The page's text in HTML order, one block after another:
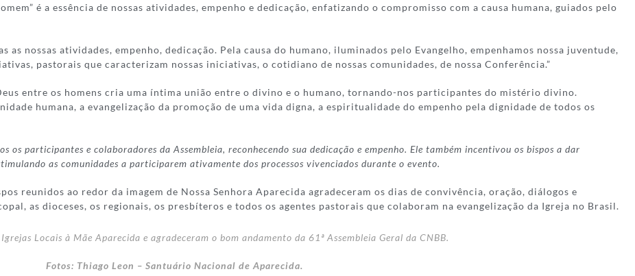
é a essência de nossas atividades, empenho e dedicação, enfatizando o compromisso com a causa humana, guiados pelo
as nossas atividades, empenho, dedicação. Pela causa do humano, iluminados pelo Evangelho, empenhamos nossa juventude,
pastorais que caracterizam nossas iniciativas, o cotidiano de nossas comunidades, de nossa Conferência.”
entre os homens cria uma íntima união entre o divino e o humano, tornando-nos participantes do mistério divino.
humana, a evangelização da promoção de uma vida digna, a espiritualidade do empenho pela dignidade de todos os
os participantes e colaboradores da Assembleia, reconhecendo sua dedicação e empenho. Ele também incentivou os bispos a dar
as comunidades a participarem ativamente dos processos vivenciados durante o evento.
reunidos ao redor da imagem de Nossa Senhora Aparecida agradeceram os dias de convivência, oração, diálogos e
as dioceses, os regionais, os presbíteros e todos os agentes pastorais que colaboram na evangelização da Igreja no Brasil.
Locais à Mãe Aparecida e agradeceram o bom andamento da 61ª Assembleia Geral da CNBB.
Fotos: Thiago Leon – Santuário Nacional de Aparecida.